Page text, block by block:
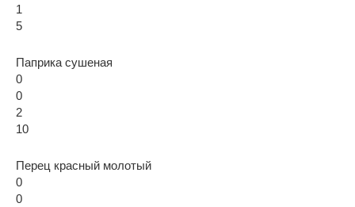
1
5
Паприка сушеная
0
0
2
10
Перец красный молотый
0
0